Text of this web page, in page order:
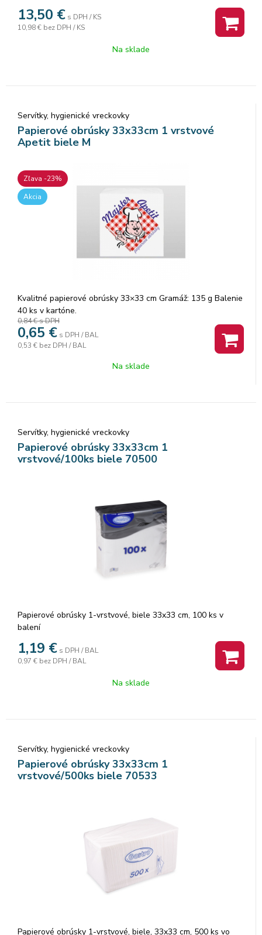
materiál: Mäkký a dobre absorpčný. Balenie: 2000 ks (17 x 17
cm).
13,50 € s DPH / KS
10,98 € bez DPH / KS
Na sklade
Servítky, hygienické vreckovky
Papierové obrúsky 33x33cm 1 vrstvové
Apetit biele M
Zľava -23%
Akcia
Kvalitné papierové obrúsky 33×33 cm Gramáž: 135 g Balenie
40 ks v kartóne.
0,84 €s DPH
0,65 € s DPH / BAL
0,53 € bez DPH / BAL
Na sklade
Servítky, hygienické vreckovky
Papierové obrúsky 33x33cm 1
vrstvové/100ks biele 70500
Papierové obrúsky 1-vrstvové, biele 33x33 cm, 100 ks v
balení
1,19 € s DPH / BAL
0,97 € bez DPH / BAL
Na sklade
Servítky, hygienické vreckovky
Papierové obrúsky 33x33cm 1
vrstvové/500ks biele 70533
Papierové obrúsky 1-vrstvové, biele, 33x33 cm, 500 ks vo